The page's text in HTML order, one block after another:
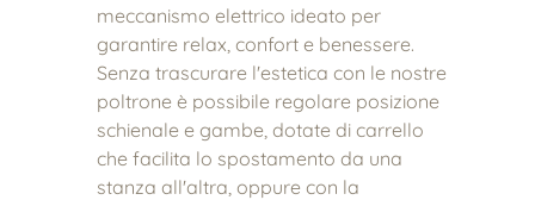
meccanismo elettrico ideato per
garantire relax, confort e benessere.
Senza trascurare l'estetica con le nostre
poltrone è possibile regolare posizione
schienale e gambe, dotate di carrello
che facilita lo spostamento da una
stanza all'altra, oppure con la